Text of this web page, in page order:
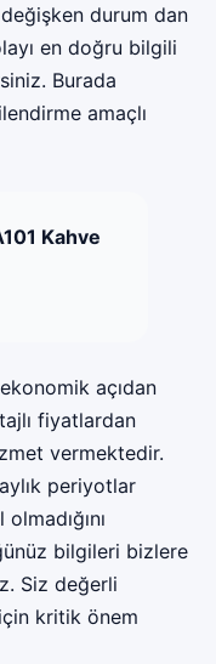
durum dan
en doğru bilgili
Burada
amaçlı
Kahve
açıdan
fiyatlardan
vermektedir.
periyotlar
bilgileri bizlere
Siz değerli
için kritik önem